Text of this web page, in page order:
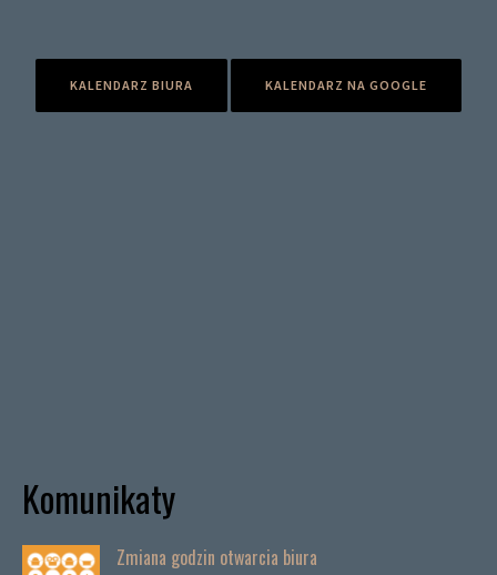
KALENDARZ BIURA KALENDARZ NA GOOGLE
Komunikaty
Zmiana godzin otwarcia biura